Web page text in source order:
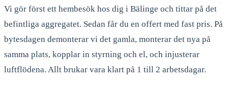
Vi gör först ett hembesök hos dig i Bälinge och tittar på det
befintliga aggregatet. Sedan får du en offert med fast pris. På
bytesdagen demonterar vi det gamla, monterar det nya på
samma plats, kopplar in styrning och el, och injusterar
luftflödena. Allt brukar vara klart på 1 till 2 arbetsdagar.